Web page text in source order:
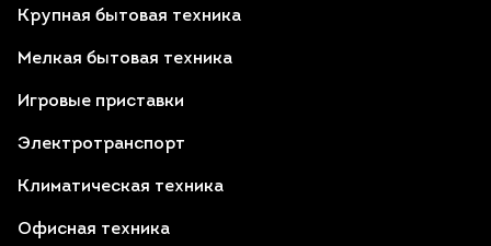
Крупная бытовая техника
Мелкая бытовая техника
Игровые приставки
Электротранспорт
Климатическая техника
Офисная техника